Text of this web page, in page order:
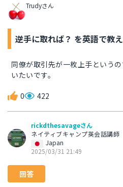
Trudyさん
逆手に取れば？ を英語で教
同僚が取引先が一枚上手という
いたいです。
0 422
rickdthesavageさん
ネイティブキャンプ英会話講師
Japan
2025/03/31 21:49
回答